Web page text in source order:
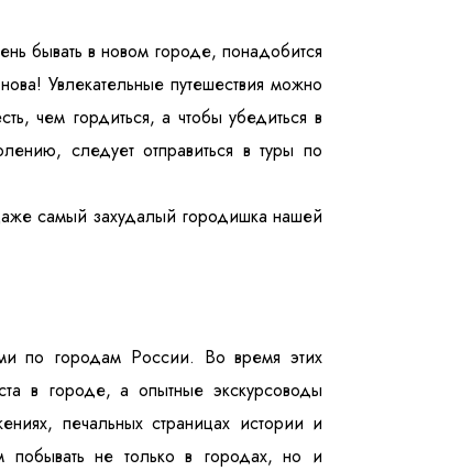
бывать в новом городе, понадобится
Увлекательные путешествия можно
чем гордиться, а чтобы убедиться в
следует отправиться в туры по
самый захудалый городишка нашей
по городам России. Во время этих
в городе, а опытные экскурсоводы
печальных страницах истории и
побывать не только в городах, но и